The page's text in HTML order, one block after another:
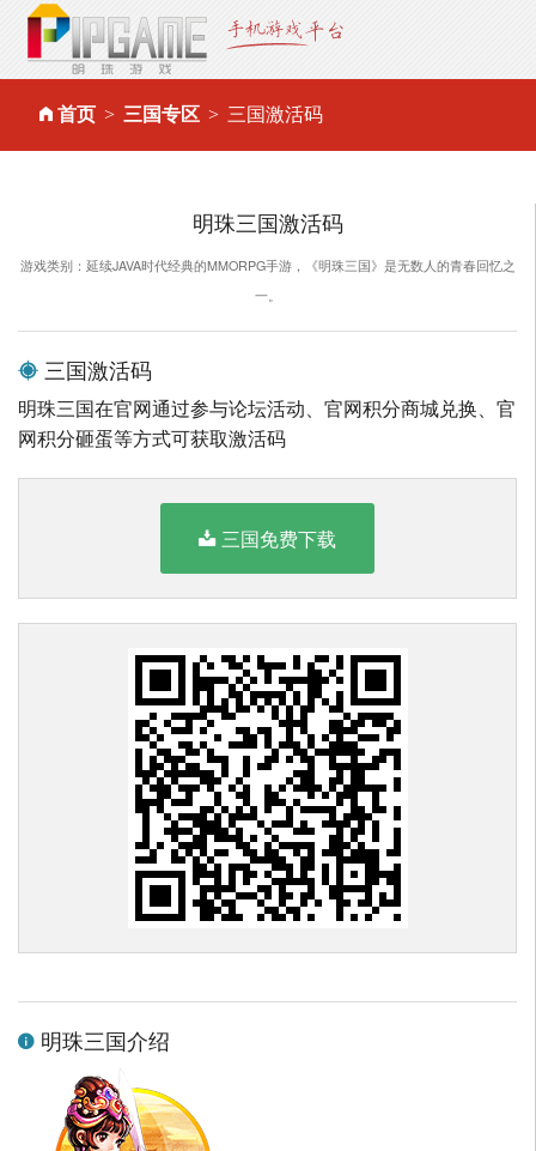
首页 三国专区 三国激活码
明珠三国激活码
游戏类别：延续JAVA时代经典的MMORPG手游，《明珠三国》是无数人的青春回忆之
一。
三国激活码
明珠三国在官网通过参与论坛活动、官网积分商城兑换、官
网积分砸蛋等方式可获取激活码
三国免费下载
明珠三国介绍